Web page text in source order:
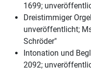
1699;
Dreistimmiger
unveröffentlicht;
Schröder"
Intonation und
2092;